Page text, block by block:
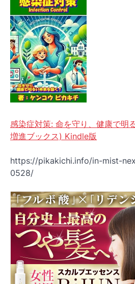
感染症対策: 命を守り、健康で明
増進ブックス) Kindle版
https://pikakichi.info/in-mist-
0528/